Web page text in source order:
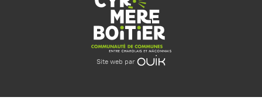
Site web par